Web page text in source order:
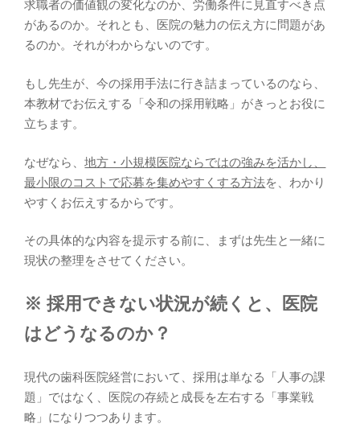
求職者の価値観の変化なのか、労働条件に見直すべき点
があるのか。それとも、医院の魅力の伝え方に問題があ
るのか。それがわからないのです。
もし先生が、今の採用手法に行き詰まっているのなら、
本教材でお伝えする「令和の採用戦略」がきっとお役に
立ちます。
なぜなら、地方・小規模医院ならではの強みを活かし、
最小限のコストで応募を集めやすくする方法を、わかり
やすくお伝えするからです。
その具体的な内容を提示する前に、まずは先生と一緒に
現状の整理をさせてください。
※ 採用できない状況が続くと、医院
はどうなるのか？
現代の歯科医院経営において、採用は単なる「人事の課
題」ではなく、医院の存続と成長を左右する「事業戦
略」になりつつあります。